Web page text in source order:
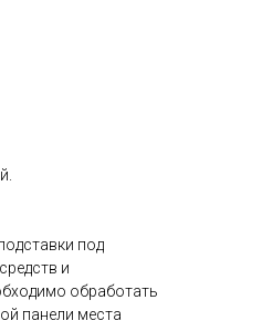
под
и
обработать
панели места